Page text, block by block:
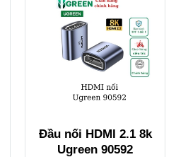
Đầu nối HDMI 2.1 8k
Ugreen 90592